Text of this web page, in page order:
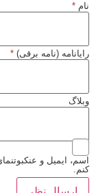
نام*
رایانامه (نامه برقی)*
وبلاگ
اسم، ایمیل و
کنم.